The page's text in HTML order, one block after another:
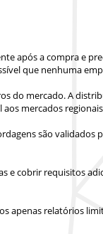
após a comprae
que nenhuma
do mercado. A
mercados
são
cobrir requisitos
apenas relatórios